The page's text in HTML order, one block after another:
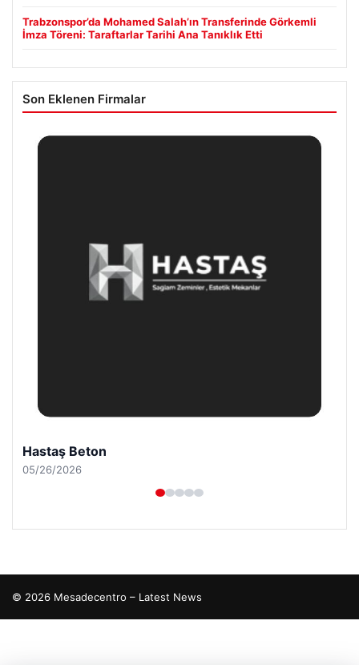
Trabzonspor’da Mohamed Salah’ın Transferinde Görkemli
İmza Töreni: Taraftarlar Tarihi Ana Tanıklık Etti
Son Eklenen Firmalar
Hastaş Beton
05/26/2026
© 2026 Mesadecentro – Latest News